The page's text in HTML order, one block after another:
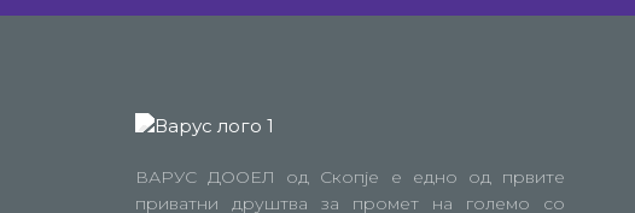
ВАРУС ДООЕЛ од Скопје е едно од првите
приватни друштва за промет на големо со